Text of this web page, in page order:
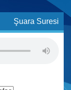
Şuara Suresi